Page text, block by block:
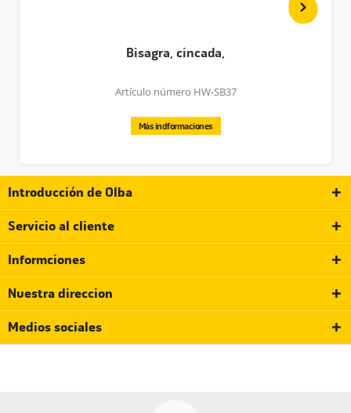
Bisagra, cincada,
Artículo número HW-SB37
Más indformaciones
Introducción de Olba
Servicio al cliente
Informciones
Nuestra direccion
Medios sociales